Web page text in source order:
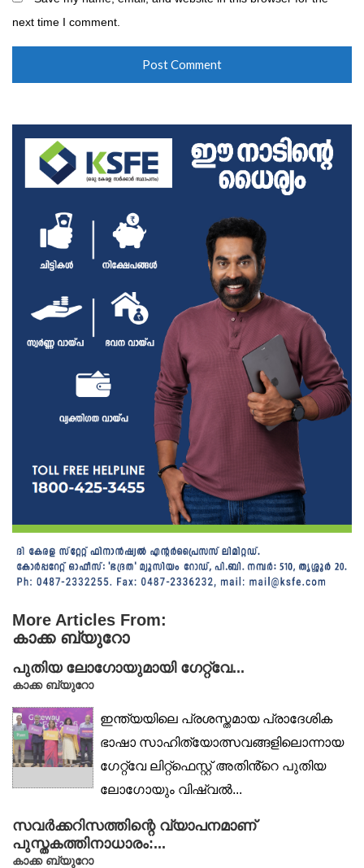
next time I comment.
More Articles From:
കാക്ക ബ്യുറോ
പുതിയ ലോഗോയുമായി ഗേറ്റ്‌വേ...
കാക്ക ബ്യുറോ
ഇന്ത്യയിലെ പ്രശസ്തമായ പ്രാദേശിക
ഭാഷാ സാഹിത്യോത്സവങ്ങളിലൊന്നായ
ഗേറ്റ്‌വേ ലിറ്റ്‌ഫെസ്റ്റ് അതിൻ്റെ പുതിയ
ലോഗോയും വിഷ്വൽ...
സവർക്കറിസത്തിന്റെ വ്യാപനമാണ്
പുസ്തകത്തിനാധാരം:...
കാക്ക ബ്യുറോ